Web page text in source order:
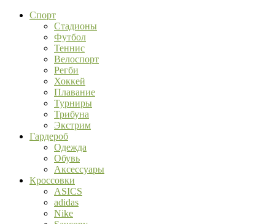
Спорт
Стадионы
Футбол
Теннис
Велоспорт
Регби
Хоккей
Плавание
Турниры
Трибуна
Экстрим
Гардероб
Одежда
Обувь
Аксессуары
Кроссовки
ASICS
adidas
Nike